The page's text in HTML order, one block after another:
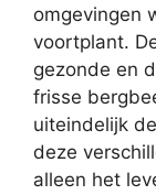
omgevingen
voortplant.
gezonde en
frisse
uiteindelijk
deze
alleen het